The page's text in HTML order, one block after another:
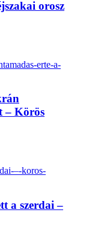
orosz
– Körös
a szerdai –